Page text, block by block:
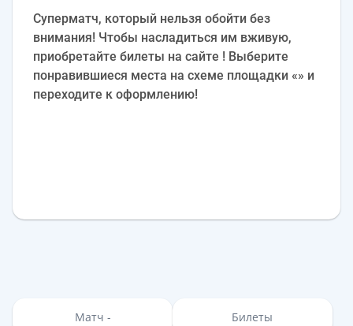
Суперматч, который нельзя обойти без
внимания! Чтобы насладиться им вживую,
приобретайте билеты на сайте ! Выберите
понравившиеся места на схеме площадки «» и
переходите к оформлению!
Матч - Билеты